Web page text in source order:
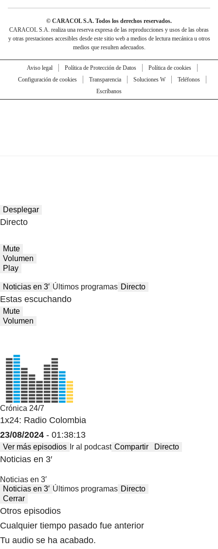
© CARACOL S.A. Todos los derechos reservados.
CARACOL S.A. realiza una reserva expresa de las reproducciones y usos de las obras
y otras prestaciones accesibles desde este sitio web a medios de lectura mecánica u otros
medios que resulten adecuados.
Aviso legal Política de Protección de Datos
Política de cookies
Configuración de cookies
Transparencia Soluciones W
Teléfonos
Escríbanos
Desplegar
Directo
Mute
Volumen
Play
Noticias en 3′ Últimos programas Directo
Estas escuchando
Mute
Volumen
Crónica 24/7
1x24: Radio Colombia
23/08/2024 - 01:38:13
Ver más episodios Ir al podcast Compartir Directo
Noticias en 3′
Noticias en 3′
Noticias en 3′ Últimos programas Directo
Cerrar
Otros episodios
Cualquier tiempo pasado fue anterior
Tu audio se ha acabado.